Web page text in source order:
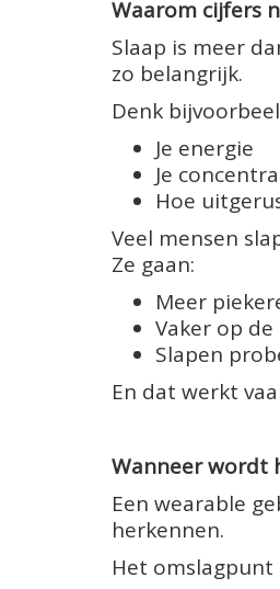
Waarom cijfers
Slaap is meer
zo belangrijk.
Denk
Je energie
Je
Hoe
Veel mensen
Ze gaan:
Meer
Vaker op
Slapen
En dat werkt
Wanneer wordt
Een wearable
herkennen.
Het